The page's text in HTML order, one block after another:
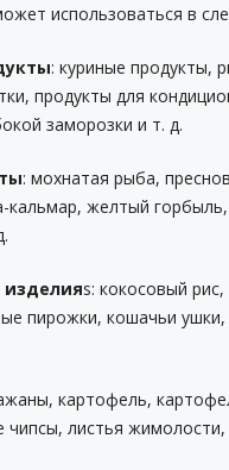
использоваться в
: куриные продукты,
продукты для
заморозки и т. д.
: мохнатая рыба,
кальмар, желтый
s: кокосовый
пирожки, кошачьи
картофель,
чипсы, листья